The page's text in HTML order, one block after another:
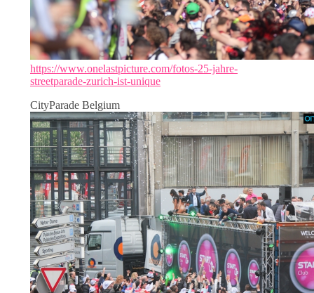
https://www.onelastpicture.com/fotos-25-jahre-
streetparade-zurich-ist-unique
CityParade Belgium